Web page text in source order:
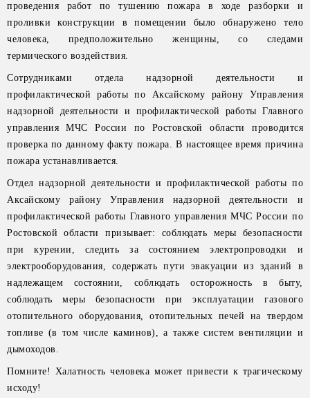
проведения работ по тушению пожара в ходе разборки и
проливки конструкции в помещении было обнаружено тело
человека, предположительно женщины, со следами
термического воздействия.
Сотрудниками отдела надзорной деятельности и
профилактической работы по Аксайскому району Управления
надзорной деятельности и профилактической работы Главного
управления МЧС России по Ростовской области проводится
проверка по данному факту пожара. В настоящее время причина
пожара устанавливается.
Отдел надзорной деятельности и профилактической работы по
Аксайскому району Управления надзорной деятельности и
профилактической работы Главного управления МЧС России по
Ростовской области призывает: соблюдать меры безопасности
при курении, следить за состоянием электропроводки и
электрооборудования, содержать пути эвакуации из зданий в
надлежащем состоянии, соблюдать осторожность в быту,
соблюдать меры безопасности при эксплуатации газового
отопительного оборудования, отопительных печей на твердом
топливе (в том числе каминов), а также систем вентиляции и
дымоходов.
Помните! Халатность человека может привести к трагическому
исходу!